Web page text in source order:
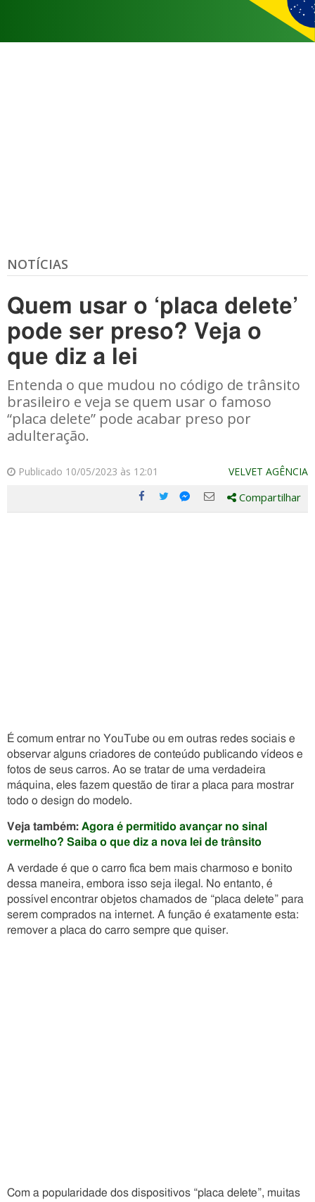
NOTÍCIAS
Quem usar o ‘placa delete’
pode ser preso? Veja o
que diz a lei
Entenda o que mudou no código de trânsito
brasileiro e veja se quem usar o famoso
“placa delete” pode acabar preso por
adulteração.
Publicado 10/05/2023 às 12:01 VELVET AGÊNCIA
Compartilhe
Compartilhe
Compartilhe
Compartilhe
Compartilhar
É comum entrar no YouTube ou em outras redes sociais e
observar alguns criadores de conteúdo publicando vídeos e
fotos de seus carros. Ao se tratar de uma verdadeira
máquina, eles fazem questão de tirar a placa para mostrar
todo o design do modelo.
Veja também: Agora é permitido avançar no sinal
vermelho? Saiba o que diz a nova lei de trânsito
A verdade é que o carro fica bem mais charmoso e bonito
dessa maneira, embora isso seja ilegal. No entanto, é
possível encontrar objetos chamados de “placa delete” para
serem comprados na internet. A função é exatamente esta:
remover a placa do carro sempre que quiser.
Com a popularidade dos dispositivos “placa delete”, muitas